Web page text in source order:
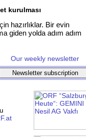
kurulması
hazırlıklar. Bir evin
giden yolda adım adım
Our weekly newsletter